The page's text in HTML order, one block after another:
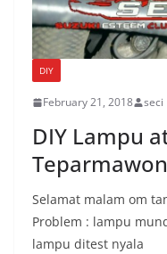
DIY
February 21, 2018 seci
DIY Lampu
Teparmawon
Selamat malam om
Problem : lampu
lampu ditest nyala